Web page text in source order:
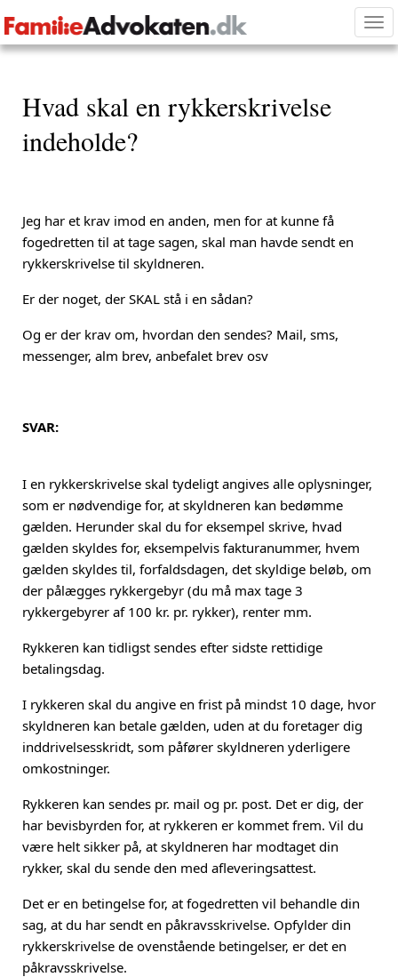
Hvad skal en rykkerskrivelse
indeholde?
Jeg har et krav imod en anden, men for at kunne få
fogedretten til at tage sagen, skal man havde sendt en
rykkerskrivelse til skyldneren.
Er der noget, der SKAL stå i en sådan?
Og er der krav om, hvordan den sendes? Mail, sms,
messenger, alm brev, anbefalet brev osv
SVAR:
I en rykkerskrivelse skal tydeligt angives alle oplysninger,
som er nødvendige for, at skyldneren kan bedømme
gælden. Herunder skal du for eksempel skrive, hvad
gælden skyldes for, eksempelvis fakturanummer, hvem
gælden skyldes til, forfaldsdagen, det skyldige beløb, om
der pålægges rykkergebyr (du må max tage 3
rykkergebyrer af 100 kr. pr. rykker), renter mm.
Rykkeren kan tidligst sendes efter sidste rettidige
betalingsdag.
I rykkeren skal du angive en frist på mindst 10 dage, hvor
skyldneren kan betale gælden, uden at du foretager dig
inddrivelsesskridt, som påfører skyldneren yderligere
omkostninger.
Rykkeren kan sendes pr. mail og pr. post. Det er dig, der
har bevisbyrden for, at rykkeren er kommet frem. Vil du
være helt sikker på, at skyldneren har modtaget din
rykker, skal du sende den med afleveringsattest.
Det er en betingelse for, at fogedretten vil behandle din
sag, at du har sendt en påkravsskrivelse. Opfylder din
rykkerskrivelse de ovenstående betingelser, er det en
påkravsskrivelse.